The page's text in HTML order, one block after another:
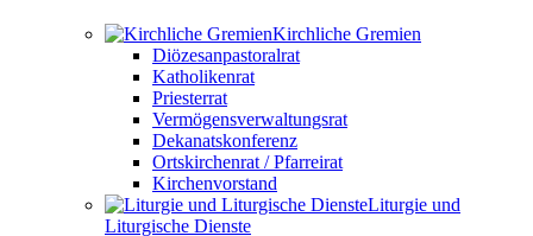
Kirchliche Gremien
Diözesanpastoralrat
Katholikenrat
Priesterrat
Vermögensverwaltungsrat
Dekanatskonferenz
Ortskirchenrat / Pfarreirat
Kirchenvorstand
Liturgie und
Liturgische Dienste